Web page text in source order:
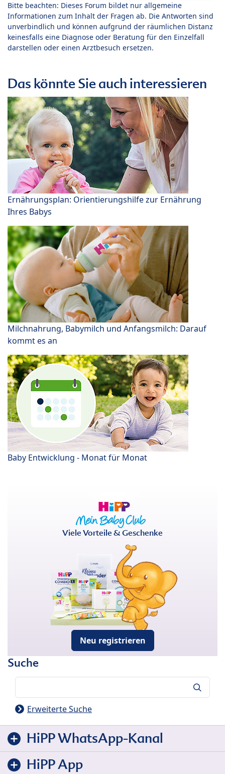
Bitte beachten: Dieses Forum bildet nur allgemeine
Informationen zum Inhalt der Fragen ab. Die Antworten sind
unverbindlich und können aufgrund der räumlichen Distanz
keinesfalls eine Diagnose oder Beratung für den Einzelfall
darstellen oder einen Arztbesuch ersetzen.
Das könnte Sie auch interessieren
Ernährungsplan: Orientierungshilfe zur Ernährung
Ihres Babys
Milchnahrung, Babymilch und Anfangsmilch: Darauf
kommt es an
Baby Entwicklung - Monat für Monat
Viele Vorteile & Geschenke
Neu registrieren
Suche
Erweiterte Suche
HiPP WhatsApp-Kanal
HiPP App